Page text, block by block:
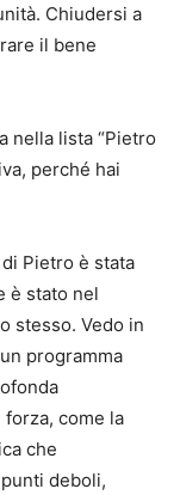
Chiudersi a
il bene
nella lista “Pietro
perché hai
Pietro è stata
è stato nel
stesso. Vedo in
programma
come la
che
deboli,